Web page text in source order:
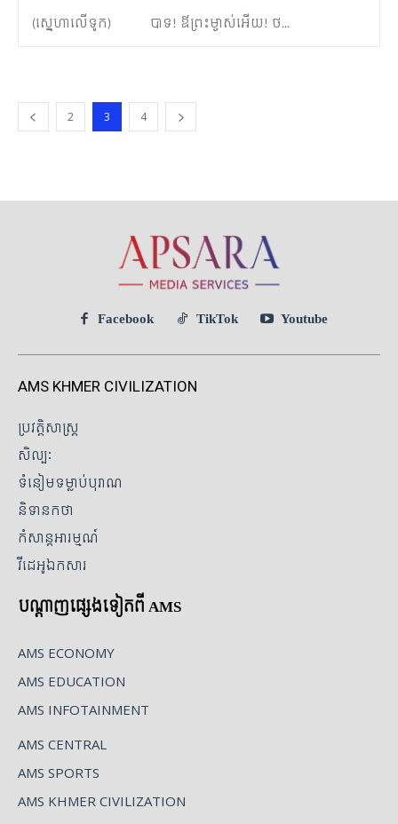
(ស្នេហាលើទូក) បាទ! ឳព្រះម្ចាស់អើយ! ថ...
2 3 4
Facebook TikTok Youtube
AMS KHMER CIVILIZATION
ប្រវត្តិសាស្ត្រ
សិល្បៈ
ទំនៀមទម្លាប់បុរាណ
និទានកថា
កំសាន្តអារម្មណ៍
វីដេអូឯកសារ
បណ្ដាញផ្សេងទៀតពី AMS
AMS ECONOMY
AMS EDUCATION
AMS INFOTAINMENT
AMS CENTRAL
AMS SPORTS
AMS KHMER CIVILIZATION